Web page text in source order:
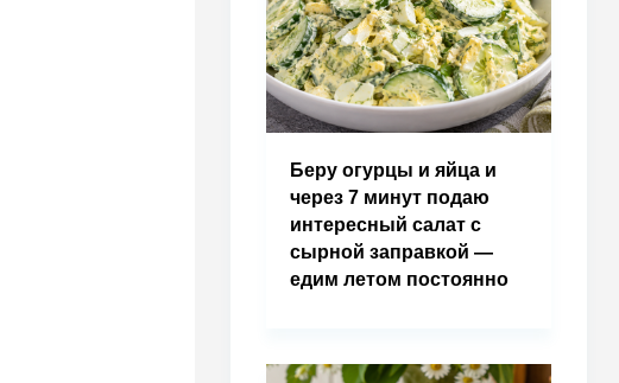
Беру огурцы и яйца и
через 7 минут подаю
интересный салат с
сырной заправкой —
едим летом постоянно